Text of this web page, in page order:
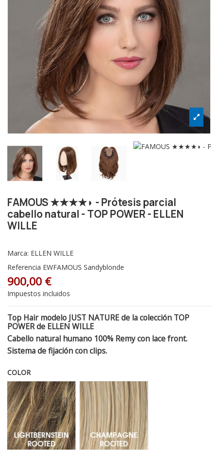
FAMOUS ★★★★◗ - Prótesis parcial
cabello natural - TOP POWER - ELLEN
WILLE
Marca: ELLEN WILLE
Referencia EWFAMOUS Sandyblonde
900,00 €
Impuestos incluidos
Top Hair modelo JUST NATURE de la colección TOP
POWER de ELLEN WILLE
Cabello natural humano 100% Remy con lace front.
Sistema de fijación con clips.
COLOR
Lightbernstein Rooted - Raiz Oscura 27.12.26
Champagne Rooted - Raíz